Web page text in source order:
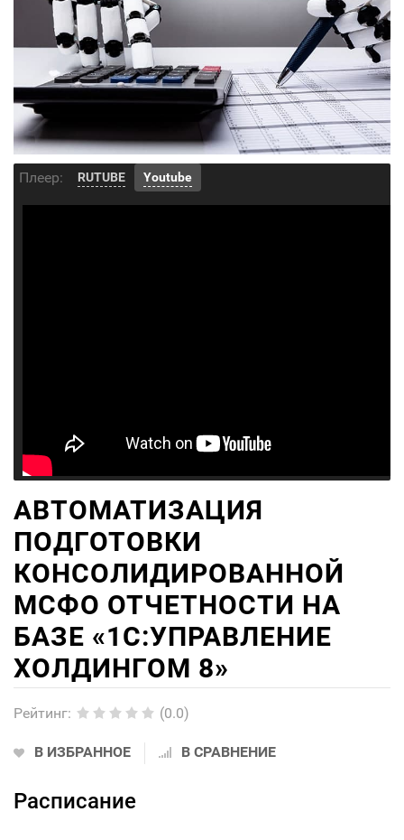
Плеер: RUTUBE Youtube
АВТОМАТИЗАЦИЯ
ПОДГОТОВКИ
КОНСОЛИДИРОВАННОЙ
МСФО ОТЧЕТНОСТИ НА
БАЗЕ «1С:УПРАВЛЕНИЕ
ХОЛДИНГОМ 8»
Рейтинг: (0.0)
В ИЗБРАННОЕ В СРАВНЕНИЕ
Расписание